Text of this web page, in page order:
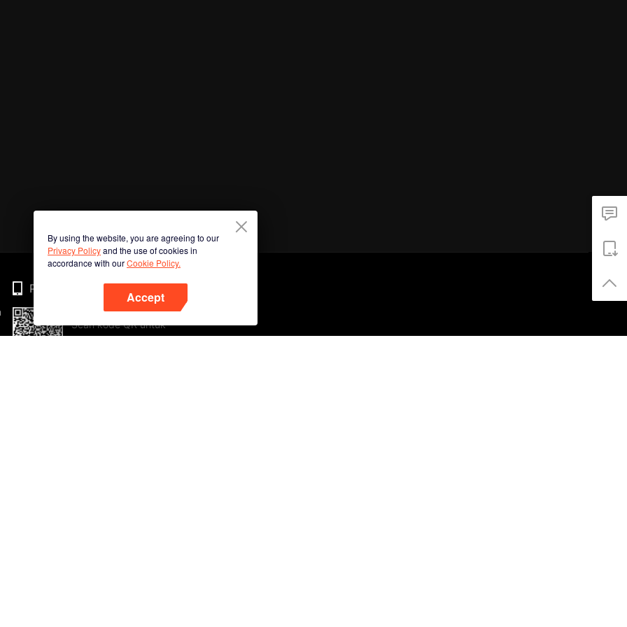
By using the website, you are agreeing to our
Privacy Policyand the use of cookies in
accordance with ourCookie Policy.
Accept
Phone
Scan kode QR untuk
mengunduh sekarang!